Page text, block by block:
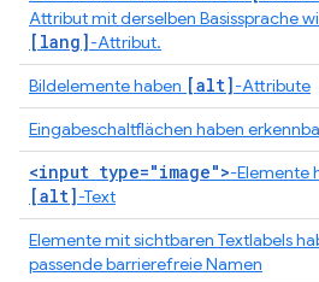
Attribut mit derselben Basissprache
[lang]-Attribut.
Bildelemente haben [alt]-Attribute
Eingabeschaltflächen haben
<input type="image">-Elemente
[alt]-Text
Elemente mit sichtbaren Textlabels
passende barrierefreie Namen